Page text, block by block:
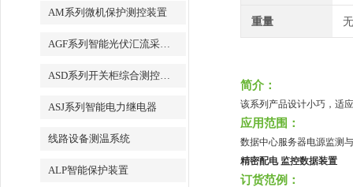
AM系列微机保护测控装置
AGF系列智能光伏汇流采集装置
ASD系列开关柜综合测控装置
ASJ系列智能电力继电器
线路设备测温系统
ALP智能保护装置
重量
简介：
该系列产品设计小巧，适
应用范围：
数据中心服务器电源监测
精密配电 监控数据装置
订货范例：